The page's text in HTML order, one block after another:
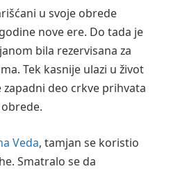
u svoje obrede
nove ere. Do tada je
bila rezervisana za
Tek kasnije ulazi u život
zapadni deo crkve prihvata
Veda, tamjan se koristio
Smatralo se da